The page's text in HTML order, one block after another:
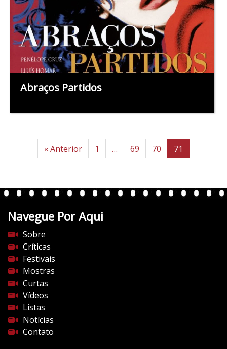
Abraços Partidos
« Anterior 1 … 69 70 71
Navegue Por Aqui
Sobre
Críticas
Festivais
Mostras
Curtas
Vídeos
Listas
Notícias
Contato